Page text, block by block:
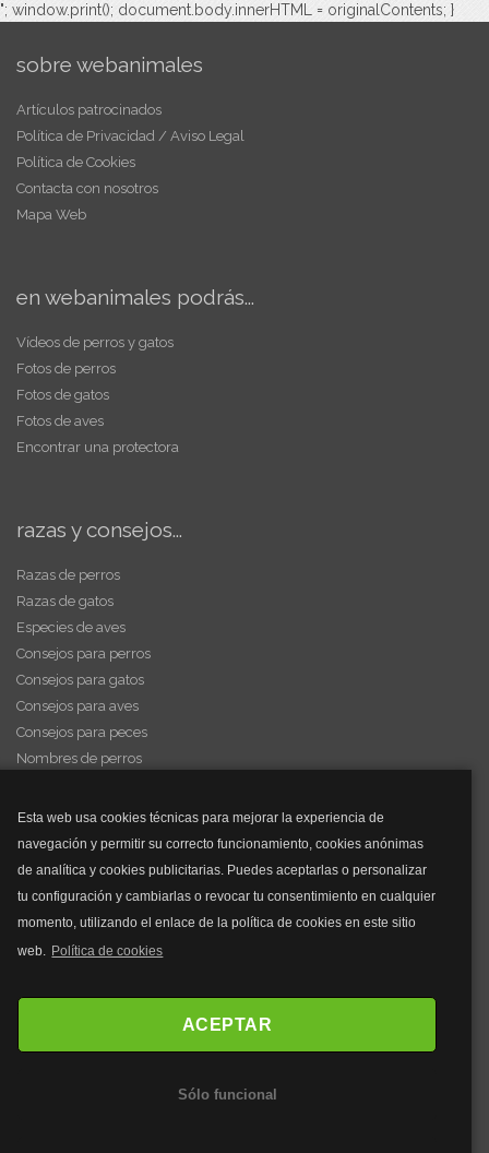
Esta web usa cookies técnicas para mejorar la experiencia de
navegación y permitir su correcto funcionamiento, cookies anónimas
de analítica y cookies publicitarias. Puedes aceptarlas o personalizar
tu configuración y cambiarlas o revocar tu consentimiento en cualquier
momento, utilizando el enlace de la política de cookies en este sitio
web. Política de cookies
ACEPTAR
Sólo funcional
"; window.print(); document.body.innerHTML = originalContents; }
sobre webanimales
Artículos patrocinados
Política de Privacidad / Aviso Legal
Política de Cookies
Contacta con nosotros
Mapa Web
en webanimales podrás...
Vídeos de perros y gatos
Fotos de perros
Fotos de gatos
Fotos de aves
Encontrar una protectora
razas y consejos...
Razas de perros
Razas de gatos
Especies de aves
Consejos para perros
Consejos para gatos
Consejos para aves
Consejos para peces
Nombres de perros
y mucho más...